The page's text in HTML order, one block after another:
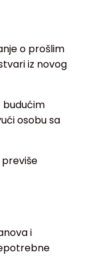
o prošlim
iz novog
budućim
osobu sa
i